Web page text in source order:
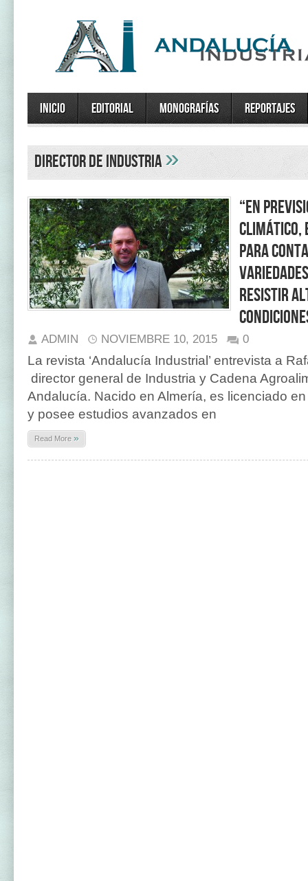
Inicio Editorial Monografías Reportajes
Director de Industria»
“En
climático,
para
resistir
ADMIN NOVIEMBRE 10, 2015 0
La revista ‘Andalucía Industrial’ entrevista a
director general de Industria y Cadena
Andalucía. Nacido en Almería, es licenciado
y posee estudios avanzados en
Read More »